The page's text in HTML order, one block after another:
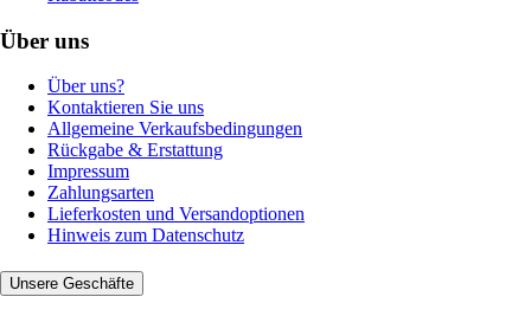
Über uns
Über uns?
Kontaktieren Sie uns
Allgemeine Verkaufsbedingungen
Rückgabe & Erstattung
Impressum
Zahlungsarten
Lieferkosten und Versandoptionen
Hinweis zum Datenschutz
Unsere Geschäfte